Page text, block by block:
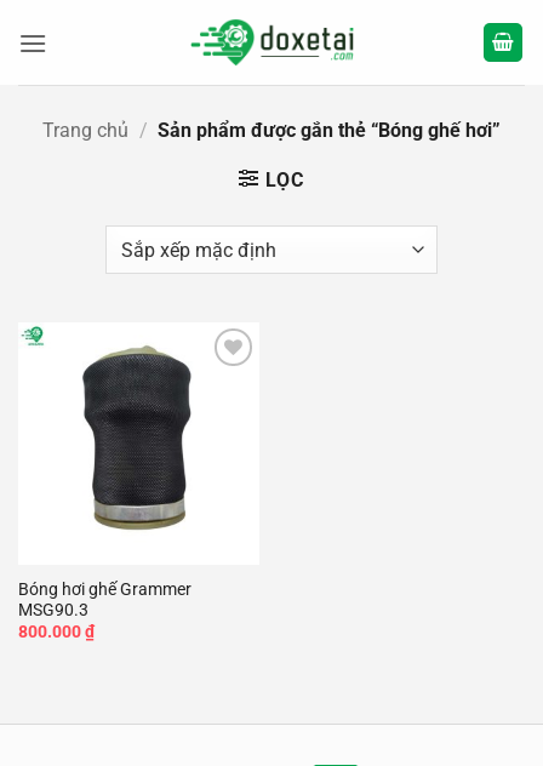
qua
Trang chủ / Sản phẩm được gắn thẻ “Bóng ghế hơi”
LỌC
Bóng hơi ghế Grammer
MSG90.3
800.000₫